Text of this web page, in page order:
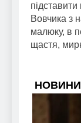
Вовчика з
малюку, в
щастя,